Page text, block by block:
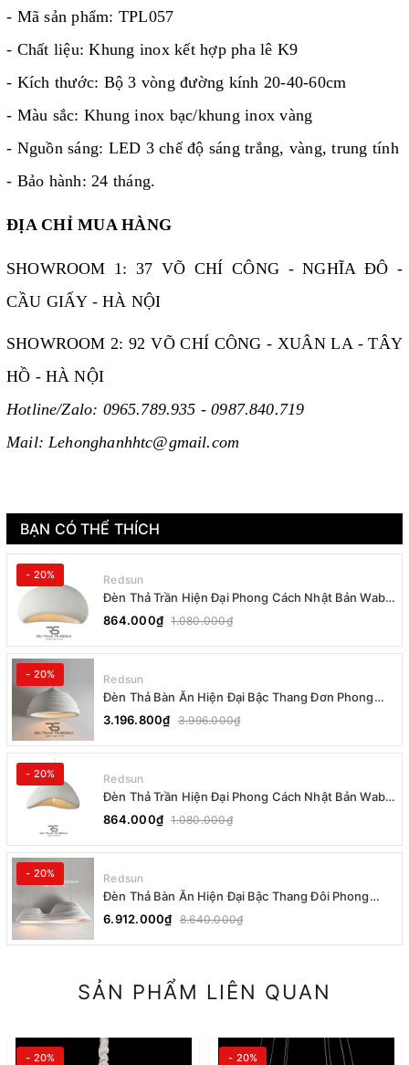
- Mã sản phẩm: TPL057
- Chất liệu: Khung inox kết hợp pha lê K9
- Kích thước: Bộ 3 vòng đường kính 20-40-60cm
- Màu sắc: Khung inox bạc/khung inox vàng
- Nguồn sáng: LED 3 chế độ sáng trắng, vàng, trung tính
- Bảo hành: 24 tháng.
ĐỊA CHỈ MUA HÀNG
SHOWROOM 1: 37 VÕ CHÍ CÔNG - NGHĨA ĐÔ -
CẦU GIẤY - HÀ NỘI
SHOWROOM 2: 92 VÕ CHÍ CÔNG - XUÂN LA - TÂY
HỒ - HÀ NỘI
Hotline/Zalo: 0965.789.935 - 0987.840.719
Mail: Lehonghanhhtc@gmail.com
BẠN CÓ THỂ THÍCH
- 20% Redsun
Đèn Thả Trần Hiện Đại Phong Cách Nhật Bản Wabi-
sabi CDT-T036 Dáng B
864.000₫ 1.080.000₫
- 20% Redsun
Đèn Thả Bàn Ăn Hiện Đại Bậc Thang Đơn Phong
Cách Nhật Bản Wabi-sabi DC-T078B
3.196.800₫ 3.996.000₫
- 20% Redsun
Đèn Thả Trần Hiện Đại Phong Cách Nhật Bản Wabi-
sabi CDT-T036 Dáng A
864.000₫ 1.080.000₫
- 20% Redsun
Đèn Thả Bàn Ăn Hiện Đại Bậc Thang Đôi Phong
Cách Nhật Bản Wabi-sabi DC-T078A
6.912.000₫ 8.640.000₫
SẢN PHẨM LIÊN QUAN
- 20% - 20%